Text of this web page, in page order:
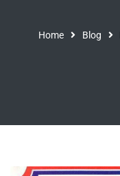
Home Blog